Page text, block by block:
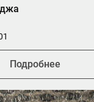
Подробнее